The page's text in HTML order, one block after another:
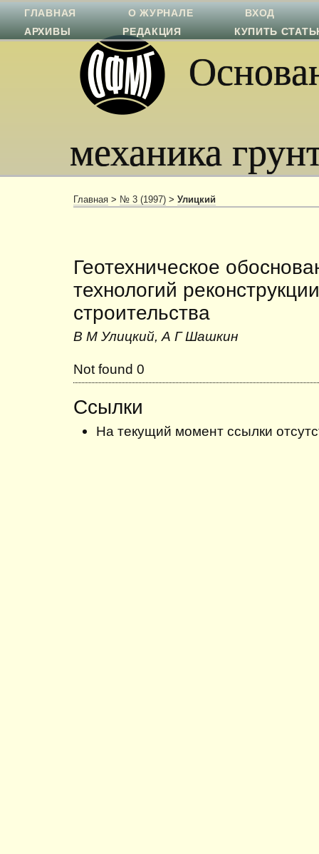
механика
ГЛАВНАЯ О ЖУРНАЛЕ
ВХОД
АРХИВЫ
РЕДАКЦИЯ КУПИТЬ
Главная > № 3 (1997) > Улицкий
Геотехническое
технологий
строительства
В М Улицкий, А Г Шашкин
Not found 0
Ссылки
На текущий момент ссылки